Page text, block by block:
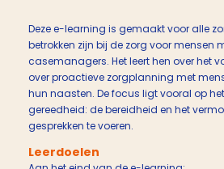
Deze e-learning is gemaakt voor alle
betrokken zijn bij de zorg voor mensen
casemanagers. Het leert hen over het
over proactieve zorgplanning met
hun naasten. De focus ligt vooral op
gereedheid: de bereidheid en het
gesprekken te voeren.
Leerdoelen